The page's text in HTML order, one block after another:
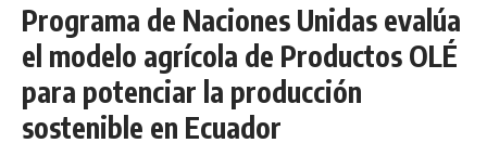
Programa de Naciones Unidas evalúa
el modelo agrícola de Productos OLÉ
para potenciar la producción
sostenible en Ecuador